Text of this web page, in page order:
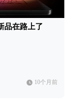
品在路上了
10个月前